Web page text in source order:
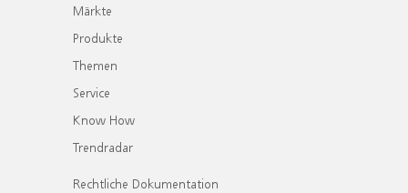
Märkte
Produkte
Themen
Service
Know How
Trendradar
Rechtliche Dokumentation